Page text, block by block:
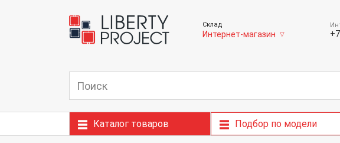
Склад
Интернет-магазин ▽
Каталог товаров Подбор по модели